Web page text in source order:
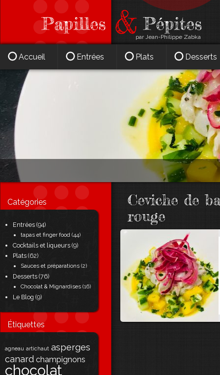
par Jean-Philippe Zabka
Catégories
Entrées (94)
tapas et finger food (44)
Cocktails et liqueurs (9)
Plats (62)
Sauces et préparations (2)
Desserts (76)
Chocolat & Mignardises (16)
Le Blog (9)
Étiquettes
agneau artichaut asperges
canard champignons
chocolat
Ceviche de
rouge
Accueil Entrées Plats Desserts